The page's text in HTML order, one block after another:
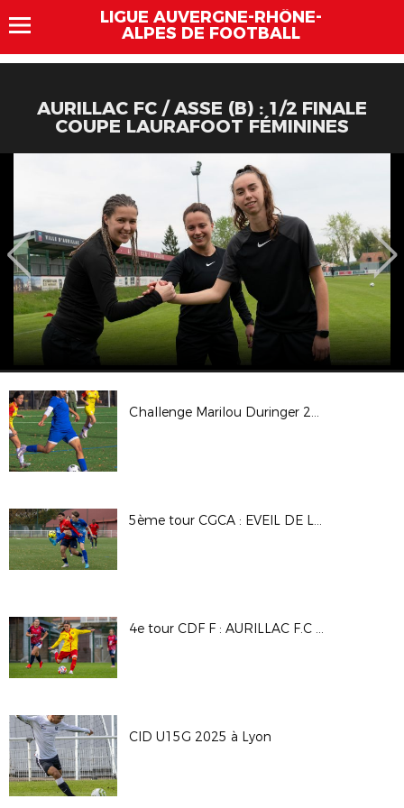
LIGUE AUVERGNE-RHÔNE-
ALPES DE FOOTBALL
AURILLAC FC / ASSE (B) : 1/2 FINALE
COUPE LAURAFOOT FÉMININES
Challenge Marilou Duringer 25/26
5ème tour CGCA : EVEIL DE LYON - DAVEZIEUX VIDALON
4e tour CDF F : AURILLAC F.C - A.S SAINT PRIEST
CID U15G 2025 à Lyon